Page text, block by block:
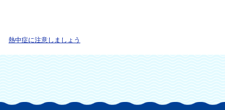
熱中症に注意しましょう